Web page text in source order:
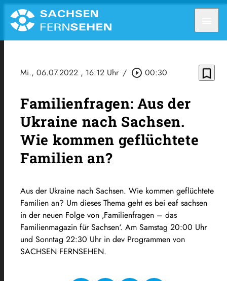
Mi., 06.07.2022 , 16:12 Uhr / play_circle_outline 00:30 bookmark_border
Familienfragen: Aus der
Ukraine nach Sachsen.
Wie kommen geflüchtete
Familien an?
Aus der Ukraine nach Sachsen. Wie kommen geflüchtete
Familien an? Um dieses Thema geht es bei eaf sachsen
in der neuen Folge von ‚Familienfragen – das
Familienmagazin für Sachsen‘. Am Samstag 20:00 Uhr
und Sonntag 22:30 Uhr in dev Programmen von
SACHSEN FERNSEHEN.